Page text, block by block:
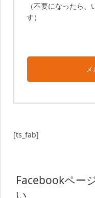
（不要になったら
す）
[ts_fab]
Facebookペー
い